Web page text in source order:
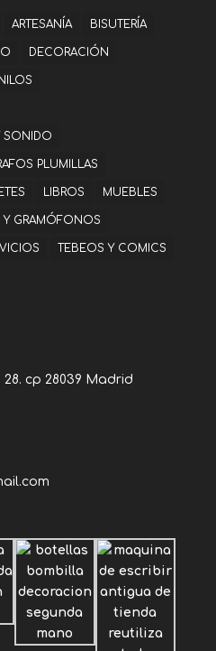
ARTESANÍA BISUTERÍA
DECORACIÓN
SONIDO
PLUMILLAS
LIBROS MUEBLES
Y GRAMÓFONOS
TEBEOS Y COMICS
cp 28039 Madrid